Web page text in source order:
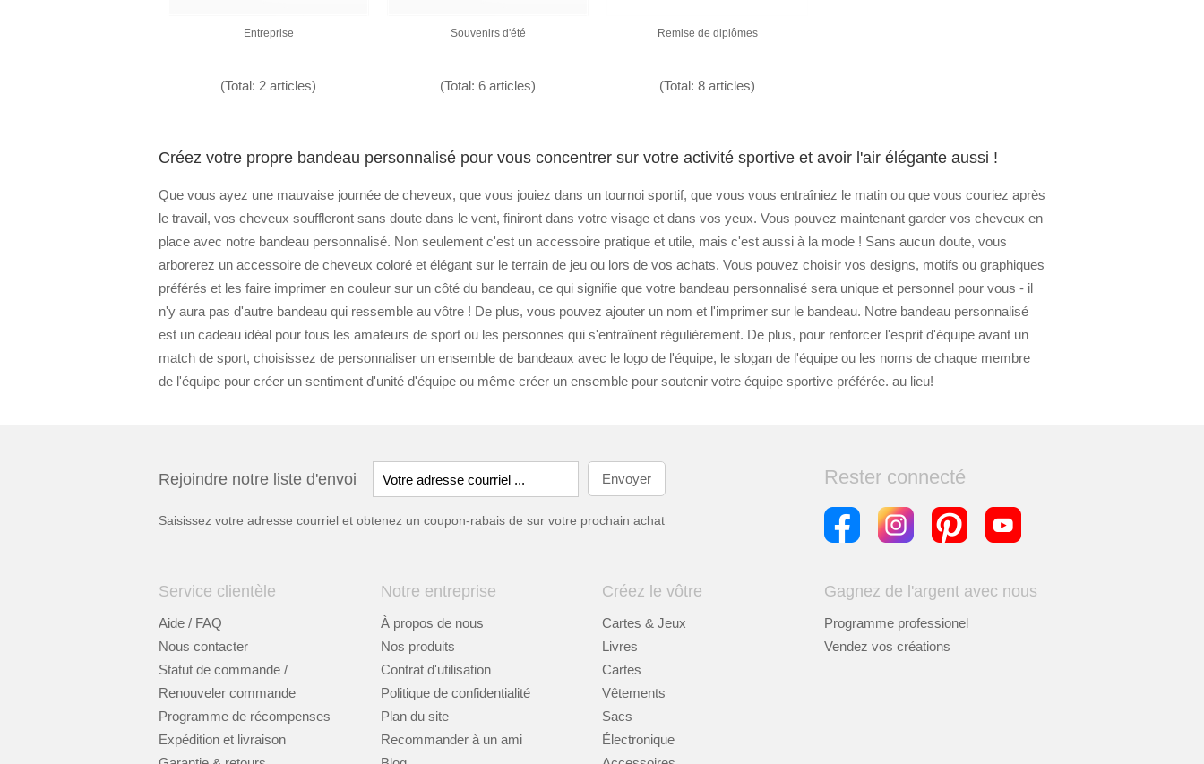
Entreprise
(Total: 2 articles)
Souvenirs d'été
(Total: 6 articles)
Remise de diplômes
(Total: 8 articles)
Créez votre propre bandeau personnalisé pour vous concentrer sur votre activité sportive et avoir l'air élégante aussi !
Que vous ayez une mauvaise journée de cheveux, que vous jouiez dans un tournoi sportif, que vous vous entraîniez le matin ou que vous couriez après
le travail, vos cheveux souffleront sans doute dans le vent, finiront dans votre visage et dans vos yeux. Vous pouvez maintenant garder vos cheveux en
place avec notre bandeau personnalisé. Non seulement c'est un accessoire pratique et utile, mais c'est aussi à la mode ! Sans aucun doute, vous
arborerez un accessoire de cheveux coloré et élégant sur le terrain de jeu ou lors de vos achats. Vous pouvez choisir vos designs, motifs ou graphiques
préférés et les faire imprimer en couleur sur un côté du bandeau, ce qui signifie que votre bandeau personnalisé sera unique et personnel pour vous - il
n'y aura pas d'autre bandeau qui ressemble au vôtre ! De plus, vous pouvez ajouter un nom et l'imprimer sur le bandeau. Notre bandeau personnalisé
est un cadeau idéal pour tous les amateurs de sport ou les personnes qui s'entraînent régulièrement. De plus, pour renforcer l'esprit d'équipe avant un
match de sport, choisissez de personnaliser un ensemble de bandeaux avec le logo de l'équipe, le slogan de l'équipe ou les noms de chaque membre
de l'équipe pour créer un sentiment d'unité d'équipe ou même créer un ensemble pour soutenir votre équipe sportive préférée. au lieu!
Rejoindre notre liste d'envoi
Saisissez votre adresse courriel et obtenez un coupon-rabais de sur votre prochain achat
Rester connecté
Service clientèle
Aide / FAQ
Nous contacter
Statut de commande /
Renouveler commande
Programme de récompenses
Expédition et livraison
Notre entreprise
À propos de nous
Nos produits
Contrat d'utilisation
Politique de confidentialité
Plan du site
Recommander à un ami
Créez le vôtre
Cartes & Jeux
Livres
Cartes
Vêtements
Sacs
Électronique
Gagnez de l'argent avec nous
Programme professionel
Vendez vos créations